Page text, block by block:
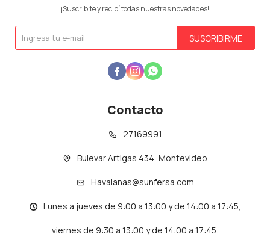
Contacto
27169991
Bulevar Artigas 434, Montevideo
Havaianas@sunfersa.com
Lunes a jueves de 9:00 a 13:00 y de 14:00 a 17:45,
viernes de 9:30 a 13:00 y de 14:00 a 17:45.
¡Suscribite y recibí todas nuestras novedades!
SUSCRIBIRME
  